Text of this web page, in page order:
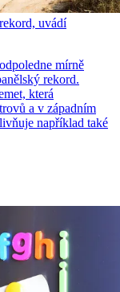
uvádí
mírně
rekord.
která
a v západním
například také